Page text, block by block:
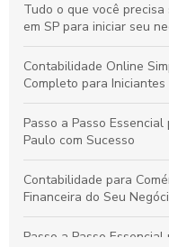
Tudo o que você
em SP para iniciar seu
Contabilidade Online
Completo para Iniciantes
Passo a Passo
Paulo com Sucesso
Contabilidade para
Financeira do Seu
Passo a Passo